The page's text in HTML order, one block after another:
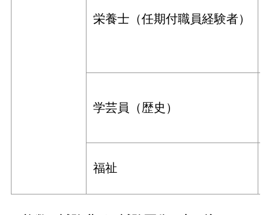
栄養士（任期付職員経験者）
学芸員（歴史）
福祉